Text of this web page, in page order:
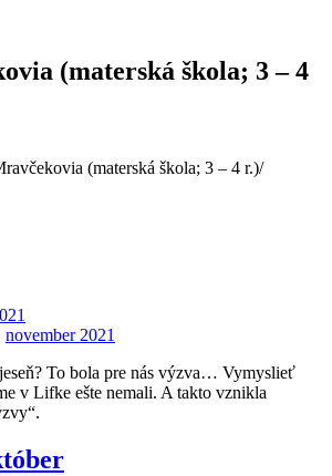
(materská škola; 3 – 4
(materská škola; 3 – 4 r.)/
november 2021
To bola pre nás výzva… Vymyslieť
v Lifke ešte nemali. A takto vznikla